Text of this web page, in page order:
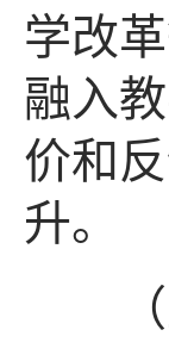
学改
融入
价和
升。
（五